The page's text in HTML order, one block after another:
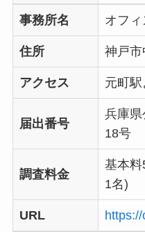
事務所名 オフ
住所 神戸
アクセス 元町
届出番号
兵庫
18号
調査料金
基本料
1名)
URL